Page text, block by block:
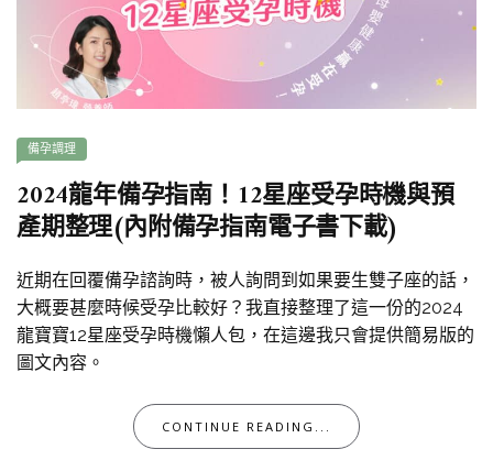
備孕調理
2024龍年備孕指南！12星座受孕時機與預
產期整理(內附備孕指南電子書下載)
近期在回覆備孕諮詢時，被人詢問到如果要生雙子座的話，
大概要甚麼時候受孕比較好？我直接整理了這一份的2024
龍寶寶12星座受孕時機懶人包，在這邊我只會提供簡易版的
圖文內容。
CONTINUE READING...